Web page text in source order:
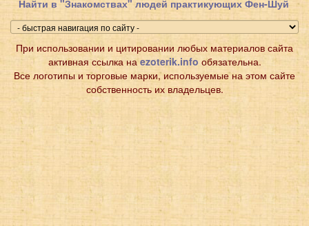
Найти в "Знакомствах" людей практикующих Фен-Шуй
При использовании и цитировании любых материалов сайта
активная ссылка наezoterik.info обязательна.
Все логотипы и торговые марки, используемые на этом сайте
собственность их владельцев.